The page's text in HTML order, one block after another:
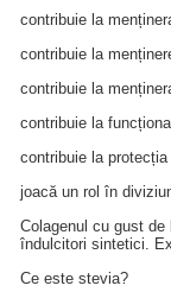
contribuie la
contribuie la
contribuie la
contribuie la
contribuie la
joacă un rol în
Colagenul cu gust
îndulcitori sintetici.
Ce este stevia?